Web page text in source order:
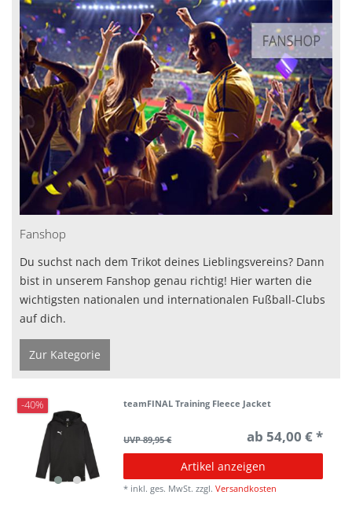
Fanshop
Du suchst nach dem Trikot deines Lieblingsvereins? Dann
bist in unserem Fanshop genau richtig! Hier warten die
wichtigsten nationalen und internationalen Fußball-Clubs
auf dich.
Zur Kategorie
-40% teamFINAL Training Fleece Jacket
UVP 89,95 € ab 54,00 € *
Artikel anzeigen
* inkl. ges. MwSt. zzgl.Versandkosten